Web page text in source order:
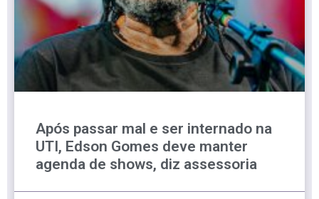
Após passar mal e ser internado na
UTI, Edson Gomes deve manter
agenda de shows, diz assessoria